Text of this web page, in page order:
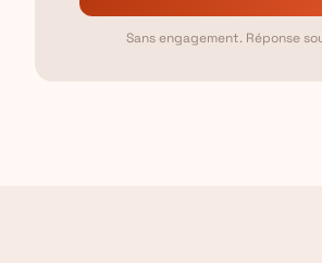
Sans engagement. Réponse